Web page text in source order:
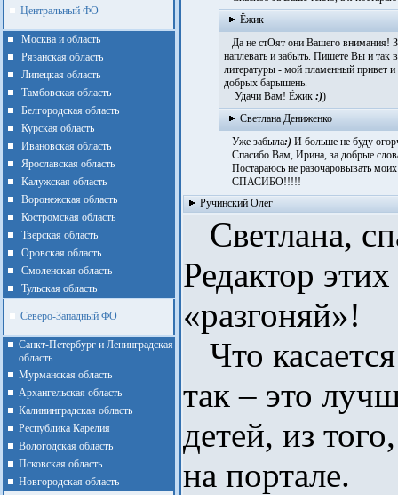
Центральный ФО
Москва и область
Рязанская область
Липецкая область
Тамбовская область
Белгородская область
Курская область
Ивановская область
Ярославская область
Калужская область
Воронежская область
Костромская область
Тверская область
Оровская область
Смоленская область
Тульская область
Северо-Западный ФО
Санкт-Петербург и Ленинградская
область
Мурманская область
Архангельская область
Калининградская область
Республика Карелия
Вологодская область
Псковская область
Новгородская область
Ёжик
Да не стОят они Вашего внимания!
наплевать и забыть. Пишете Вы и так
литературы - мой пламенный привет и
добрых барышень.
Удачи Вам! Ёжик :))
Светлана Дениженко
Уже забыла:) И больше не буду
Спасибо Вам, Ирина, за добрые
Постараюсь не разочаровывать моих
СПАСИБО!!!!!
Ручинский Олег
Светлана,
Редактор
«разгоняй»!
Что
так – это
детей, из
на портале.